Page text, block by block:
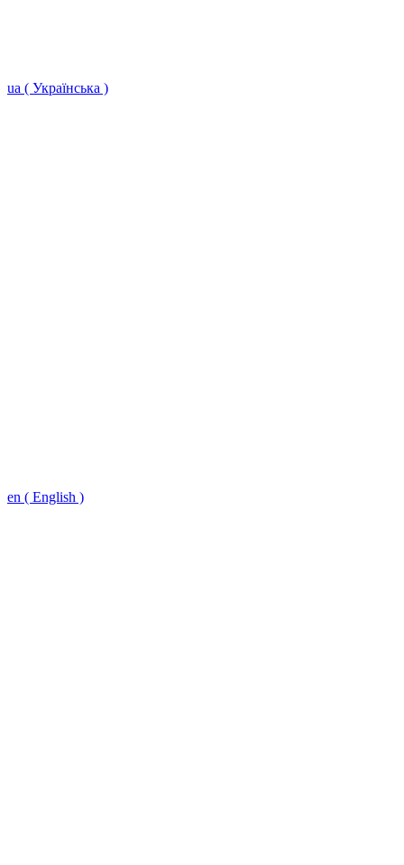
ua ( Українська )
en ( English )